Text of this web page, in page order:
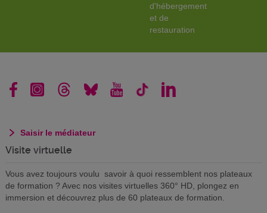
d'hébergement
et de
restauration
Saisir le médiateur
Visite virtuelle
Vous avez toujours voulu savoir à quoi ressemblent nos plateaux
de formation ? Avec nos visites virtuelles 360° HD, plongez en
immersion et découvrez plus de 60 plateaux de formation.